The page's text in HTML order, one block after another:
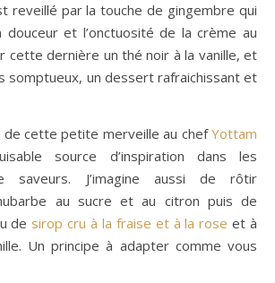
reveillé par la touche de gingembre qui
douceur et l’onctuosité de la crème au
cette dernière un thé noir à la vanille, et
somptueux, un dessert rafraichissant et
de cette petite merveille au chefYottam
source d’inspiration dans les
saveurs. J’imagine aussi de rôtir
au sucre et au citron puis de
de sirop cru à la fraise et à la rose et à
Un principe à adapter comme vous